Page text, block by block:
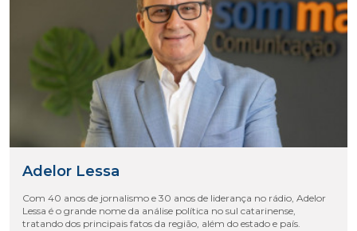
Adelor Lessa
Com 40 anos de jornalismo e 30 anos de liderança no rádio, Adelor
Lessa é o grande nome da análise política no sul catarinense,
tratando dos principais fatos da região, além do estado e país.